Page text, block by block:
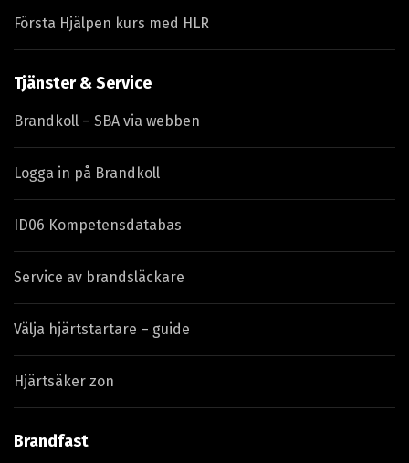
Första Hjälpen kurs med HLR
Tjänster & Service
Brandkoll – SBA via webben
Logga in på Brandkoll
ID06 Kompetensdatabas
Service av brandsläckare
Välja hjärtstartare – guide
Hjärtsäker zon
Brandfast